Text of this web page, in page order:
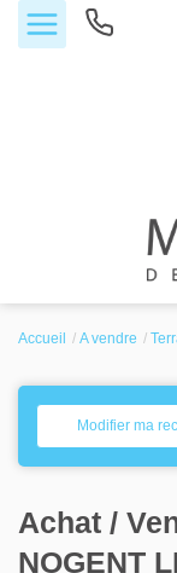
Acheter
Louer
Accueil A vendre
Modifier ma
Achat /
NOGENT